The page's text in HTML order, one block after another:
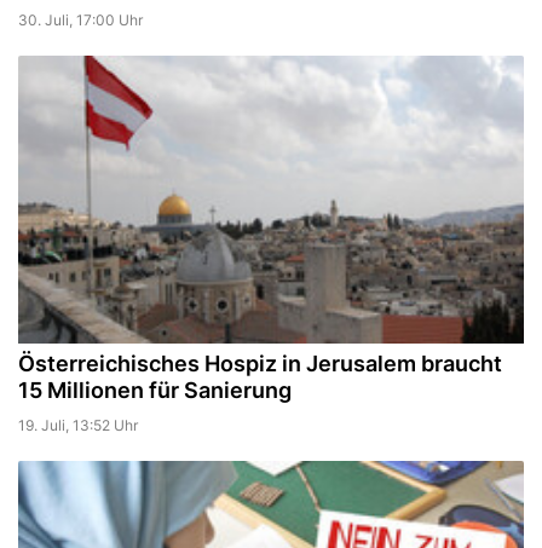
30. Juli, 17:00 Uhr
Österreichisches Hospiz in Jerusalem braucht
15 Millionen für Sanierung
19. Juli, 13:52 Uhr